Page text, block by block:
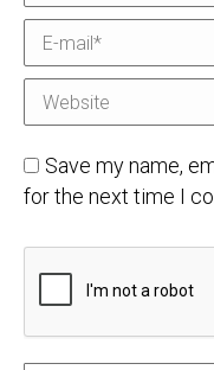
E-mail *
Website
Save my name,
for the next time I